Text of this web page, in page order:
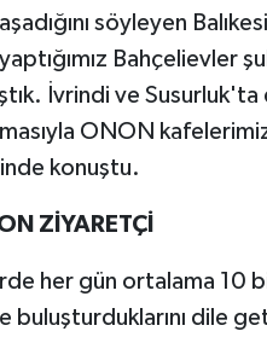
söyleyen
yaptığımız
İvrindi ve
ONON
konuştu.
ZİYARETÇİ
her gün ortalama 10
buluşturduklarını dile